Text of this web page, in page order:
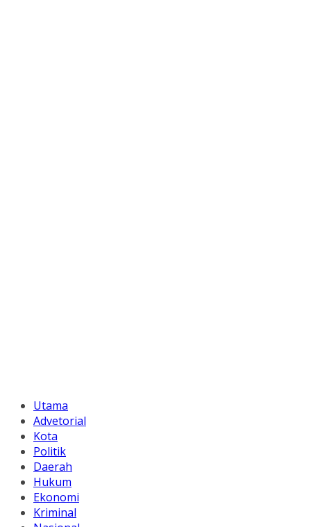
Utama
Advetorial
Kota
Politik
Daerah
Hukum
Ekonomi
Kriminal